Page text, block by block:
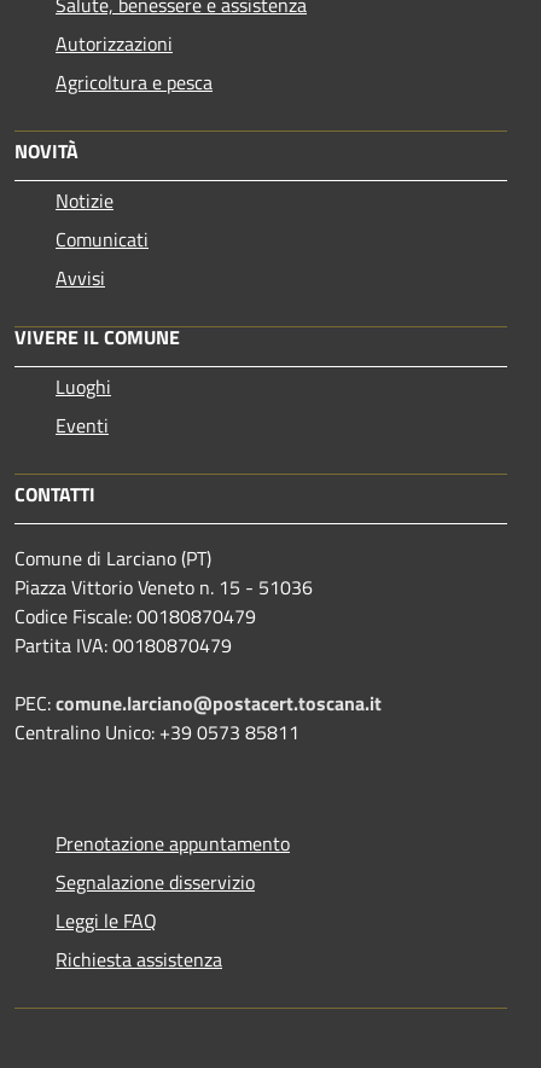
Autorizzazioni
Agricoltura e pesca
NOVITÀ
Notizie
Comunicati
Avvisi
VIVERE IL COMUNE
Luoghi
Eventi
CONTATTI
Comune di Larciano (PT)
Piazza Vittorio Veneto n. 15 - 51036
Codice Fiscale: 00180870479
Partita IVA: 00180870479
PEC:comune.larciano@postacert.toscana.it
Centralino Unico: +39 0573 85811
Prenotazione appuntamento
Segnalazione disservizio
Leggi le FAQ
Richiesta assistenza